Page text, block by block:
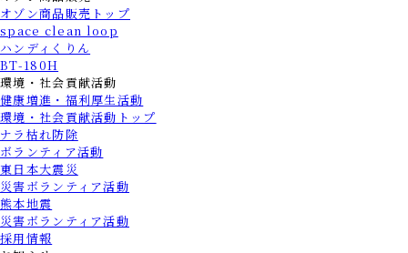
オゾン商品販売トップ
space clean loop
ハンディくりん
BT-180H
環境・社会貢献活動
健康増進・福利厚生活動
環境・社会貢献活動トップ
ナラ枯れ防除
ボランティア活動
東日本大震災
災害ボランティア活動
熊本地震
災害ボランティア活動
採用情報